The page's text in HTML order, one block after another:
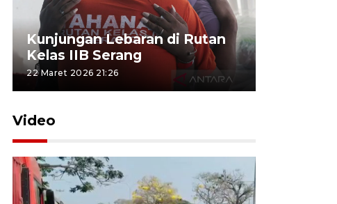
Kunjungan Lebaran di Rutan
Kelas IIB Serang
22 Maret 2026 21:26
Video